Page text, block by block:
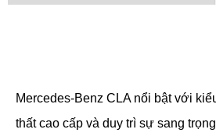
Mercedes-Benz CLA nổi bật với
thất cao cấp và duy trì sự sang